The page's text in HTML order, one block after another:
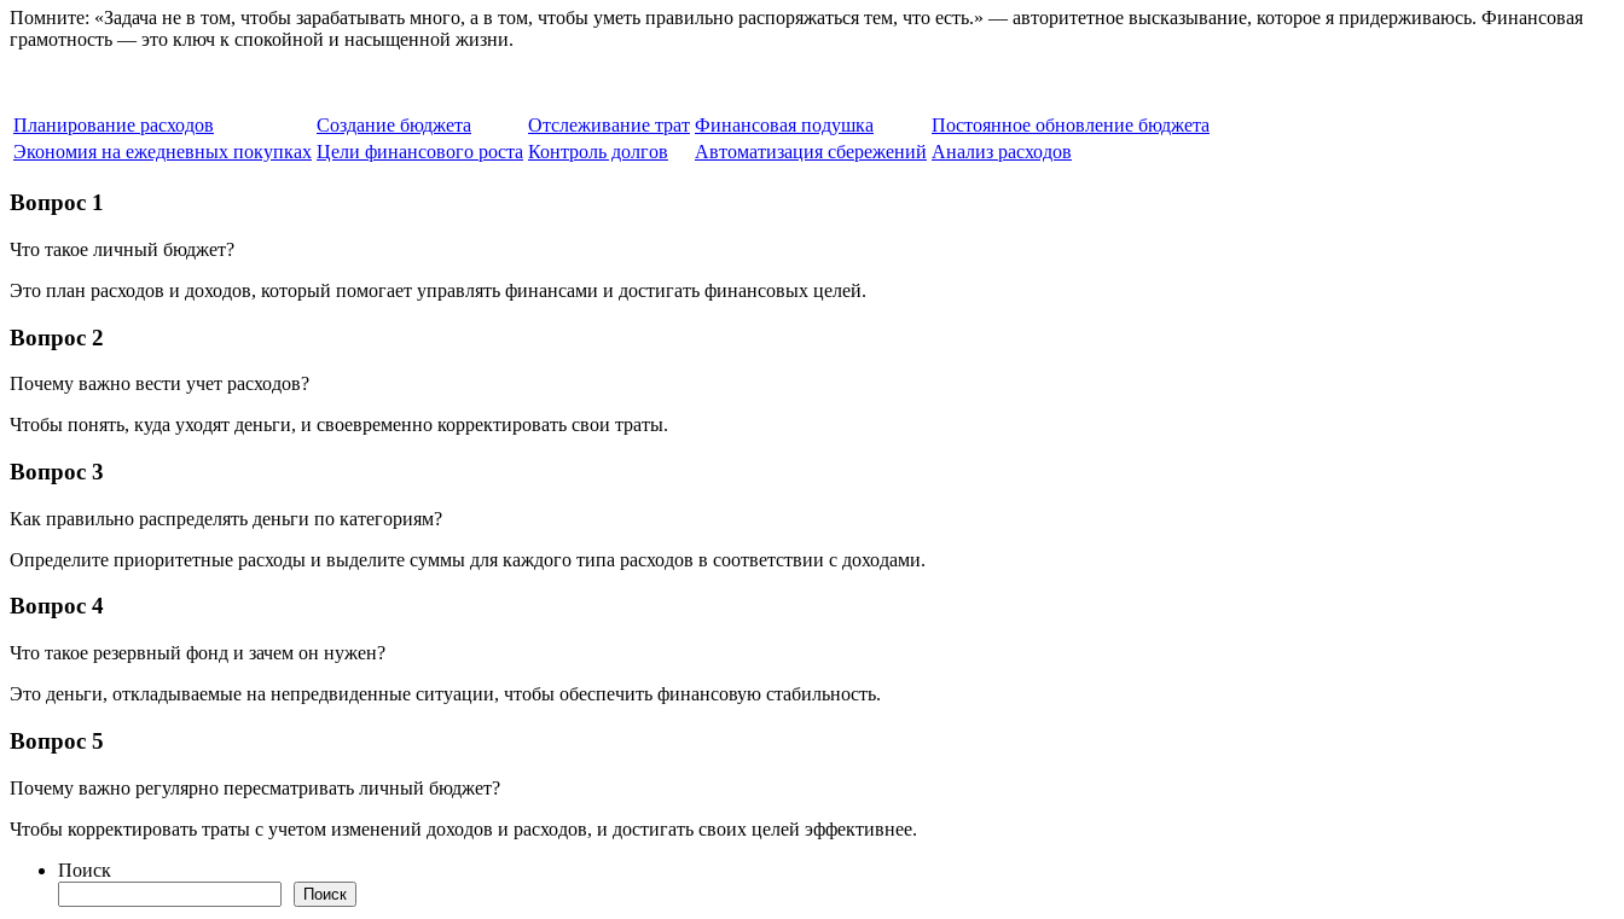
Помните: «Задача не в том, чтобы зарабатывать много, а в том, чтобы уметь правильно распоряжаться тем, что есть.» — авторитетное высказывание, которое я придерживаюсь. Финансовая
грамотность — это ключ к спокойной и насыщенной жизни.
Планирование расходов Создание бюджета Отслеживание трат Финансовая подушка
Постоянное обновление бюджета
Экономия на ежедневных покупках Цели финансового роста Контроль долгов Автоматизация сбережений Анализ расходов
Вопрос 1
Что такое личный бюджет?
Это план расходов и доходов, который помогает управлять финансами и достигать финансовых целей.
Вопрос 2
Почему важно вести учет расходов?
Чтобы понять, куда уходят деньги, и своевременно корректировать свои траты.
Вопрос 3
Как правильно распределять деньги по категориям?
Определите приоритетные расходы и выделите суммы для каждого типа расходов в соответствии с доходами.
Вопрос 4
Что такое резервный фонд и зачем он нужен?
Это деньги, откладываемые на непредвиденные ситуации, чтобы обеспечить финансовую стабильность.
Вопрос 5
Почему важно регулярно пересматривать личный бюджет?
Чтобы корректировать траты с учетом изменений доходов и расходов, и достигать своих целей эффективнее.
Поиск
Поиск